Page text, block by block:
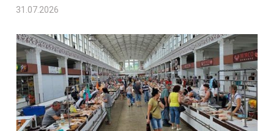
31.07.2026